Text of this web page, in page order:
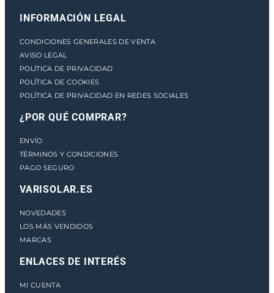
INFORMACIÓN LEGAL
CONDICIONES GENERALES DE VENTA
AVISO LEGAL
POLÍTICA DE PRIVACIDAD
POLÍTICA DE COOKIES
POLÍTICA DE PRIVACIDAD EN REDES SOCIALES
¿POR QUÉ COMPRAR?
ENVÍO
TÉRMINOS Y CONDICIONES
PAGO SEGURO
VARISOLAR.ES
NOVEDADES
LOS MÁS VENDIDOS
MARCAS
ENLACES DE INTERÉS
MI CUENTA